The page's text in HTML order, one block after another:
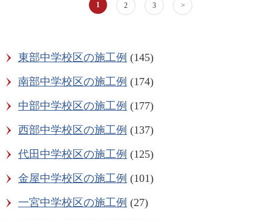
1 2 3 >
東部中学校区の施工例 (145)
南部中学校区の施工例 (174)
中部中学校区の施工例 (177)
西部中学校区の施工例 (137)
代田中学校区の施工例 (125)
金屋中学校区の施工例 (101)
一宮中学校区の施工例 (27)